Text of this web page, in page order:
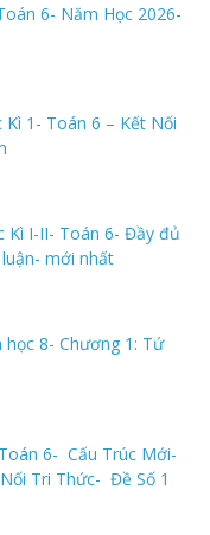
6- Năm Học 2026-
1- Toán 6 – Kết Nối
Kì I-II- Toán 6- Đầy đủ
mới nhất
8- Chương 1: Tứ
6- Cấu Trúc Mới-
Tri Thức- Đề Số 1